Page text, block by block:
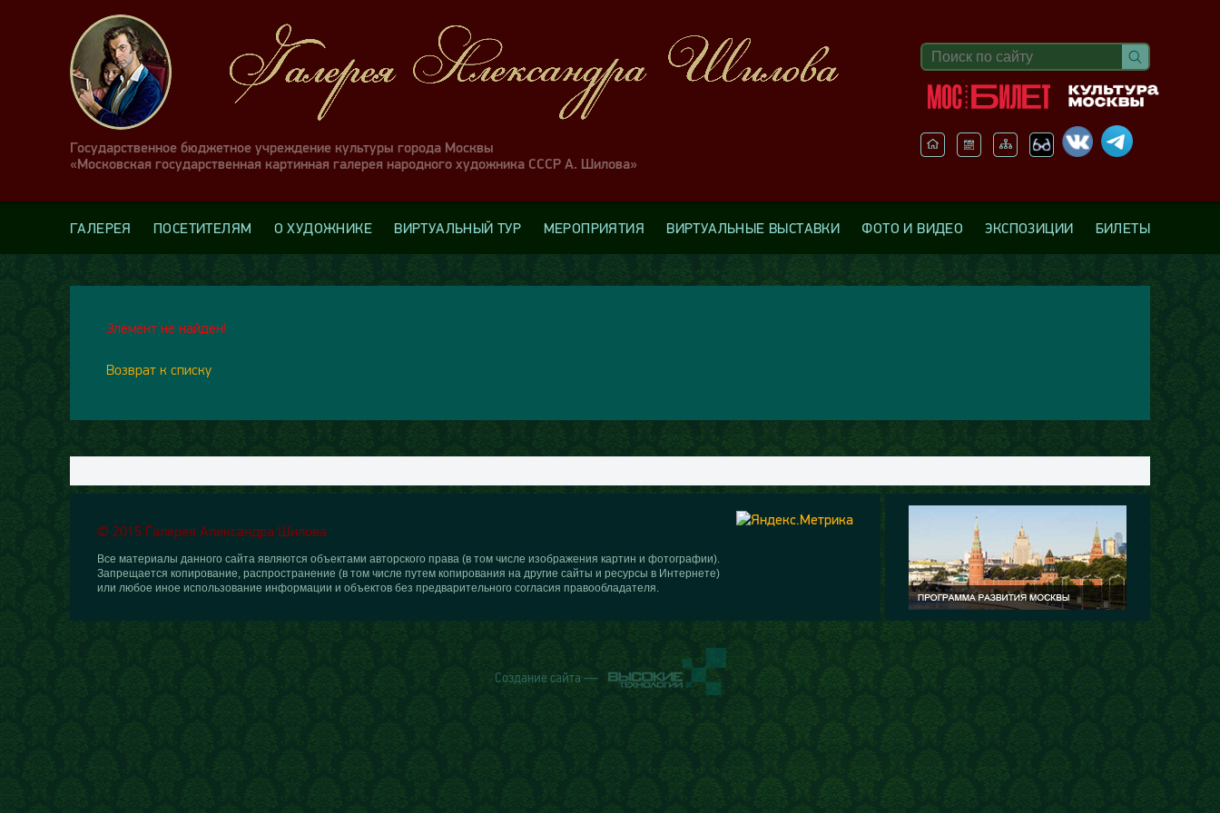
Государственное бюджетное учреждение культуры города Москвы
«Московская государственная картинная галерея народного художника СССР А. Шилова»
ГАЛЕРЕЯ ПОСЕТИТЕЛЯМ О ХУДОЖНИКЕ ВИРТУАЛЬНЫЙ ТУР МЕРОПРИЯТИЯ ВИРТУАЛЬНЫЕ ВЫСТАВКИ ФОТО И ВИДЕО ЭКСПОЗИЦИИ БИЛЕТЫ
Элемент не найден!
Возврат к списку
© 2015 Галерея Александра Шилова
Все материалы данного сайта являются объектами авторского права (в том числе изображения картин и фотографии).
Запрещается копирование, распространение (в том числе путем копирования на другие сайты и ресурсы в Интернете)
или любое иное использование информации и объектов без предварительного согласия правообладателя.
Создание сайта —